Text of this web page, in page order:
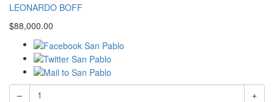
LEONARDO BOFF
$88,000.00
–
+